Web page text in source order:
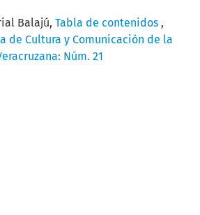
Balajú, Tabla de contenidos ,
de Cultura y Comunicación de la
Núm. 21